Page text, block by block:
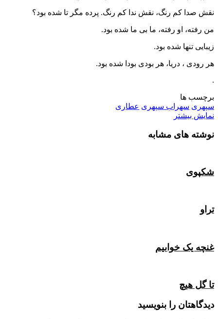
نقش صدا کم رنگ، نقش ندا کم رنگ. پرده مگر تا شده بود؟
من رفته، او رفته، ما بی ما شده بود.
زیبایی تنها شده بود.
هر رودی ، دریا، هر بودی بودا شده بود.
.
برچسب ها
سپهری سهراب سپهری عطاری
نمایش بیشتر
نوشته های مشابه
شکپوی
تراو
غنچه یک خوابیم
تا گل هیچ
دیدگاهتان را بنویسید